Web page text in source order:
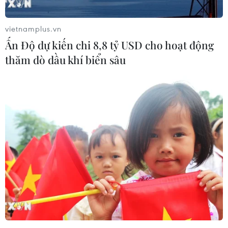
07/08/2026 10:33
Hạ tầng AI - động lực tăng trưởng
mới của Đông Nam Á
07/08/2026 10:19
Quân khu 7 đẩy mạnh ứng dụng
khoa học-công nghệ trong tìm kiếm,
quy tập hài cốt liệt sỹ
07/08/2026 08:45
Những định hướng lớn
trong thực hiện Nghị quyết 57-
NQ/TW
vietnamplus.vn
Ấn Độ dự kiến chi 8,8 tỷ USD cho hoạt động
thăm dò dầu khí biển sâu